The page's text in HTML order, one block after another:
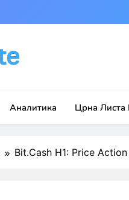
Аналитика Црна Листа
Bit.Cash H1: Price